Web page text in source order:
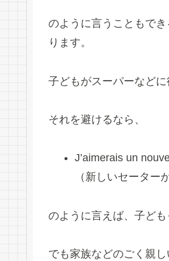
のように言うこともで
ります。
子どもがスーパーなど
それを避けるなら、
J’aimerais un
（新しいセーター
のように言えば、子ども
でも家族などのごく親